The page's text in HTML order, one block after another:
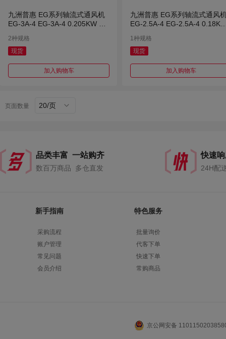
九洲普惠 EG系列轴流式通风机
EG-3A-4 EG-3A-4 0.205KW 90
2种规格
现货
加入购物车
九洲普惠 EG系列轴流式通风
EG-2.5A-4 EG-2.5A-4
1种规格
现货
加入购物车
页面数量 20/页
品类丰富 一站购齐
数百万商品 多仓直发
快速
24H配
新手指南
采购流程
账户管理
常见问题
会员介绍
特色服务
批量询价
代客下单
快速下单
常购商品
京公网安备